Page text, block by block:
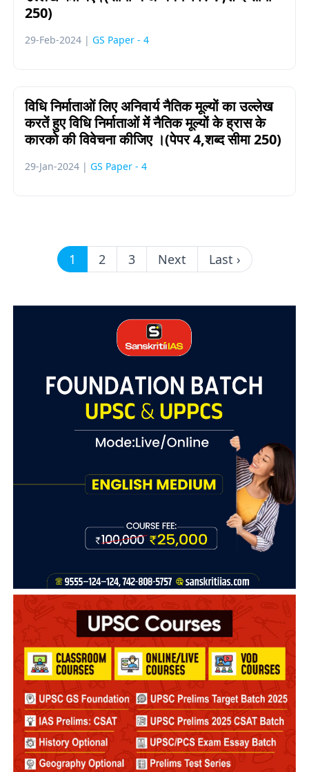
250)
29-Feb-2024 | GS Paper - 4
विधि निर्माताओं लिए अनिवार्य नैतिक मूल्यों का उल्लेख
करतें हुए विधि निर्माताओं में नैतिक मूल्यों के ह्रास के
कारको की विवेचना कीजिए ।(पेपर 4,शब्द सीमा 250)
29-Jan-2024 | GS Paper - 4
1 2 3 Next Last ›